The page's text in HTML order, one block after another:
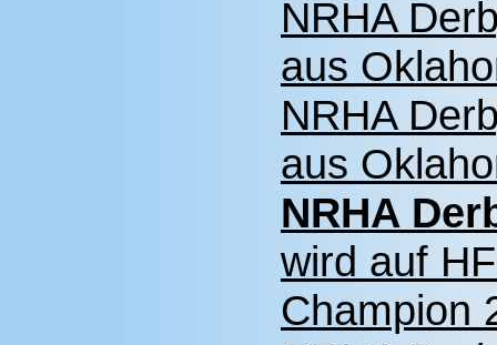
NRHA
aus
NRHA
aus
NRHA
wird auf
Champion